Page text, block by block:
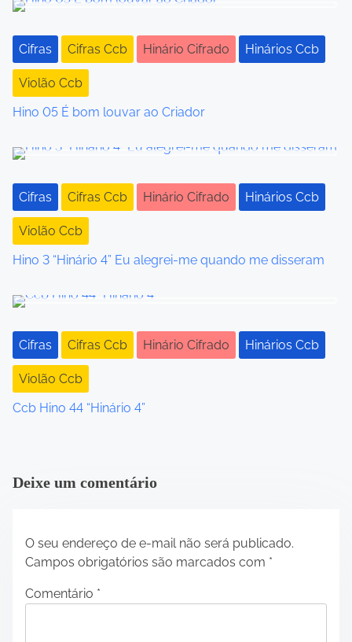
n
a
v
i
g
a
t
o
n
Cifras Cifras Ccb Hinário Cifrado Hinários Ccb
Violão Ccb
Hino 05 É bom louvar ao Criador
Cifras Cifras Ccb Hinário Cifrado Hinários Ccb
Violão Ccb
Hino 3 “Hinário 4” Eu alegrei-me quando me disseram
Cifras Cifras Ccb Hinário Cifrado Hinários Ccb
Violão Ccb
Ccb Hino 44 “Hinário 4”
Deixe um comentário
O seu endereço de e-mail não será publicado.
Campos obrigatórios são marcados com *
Comentário *